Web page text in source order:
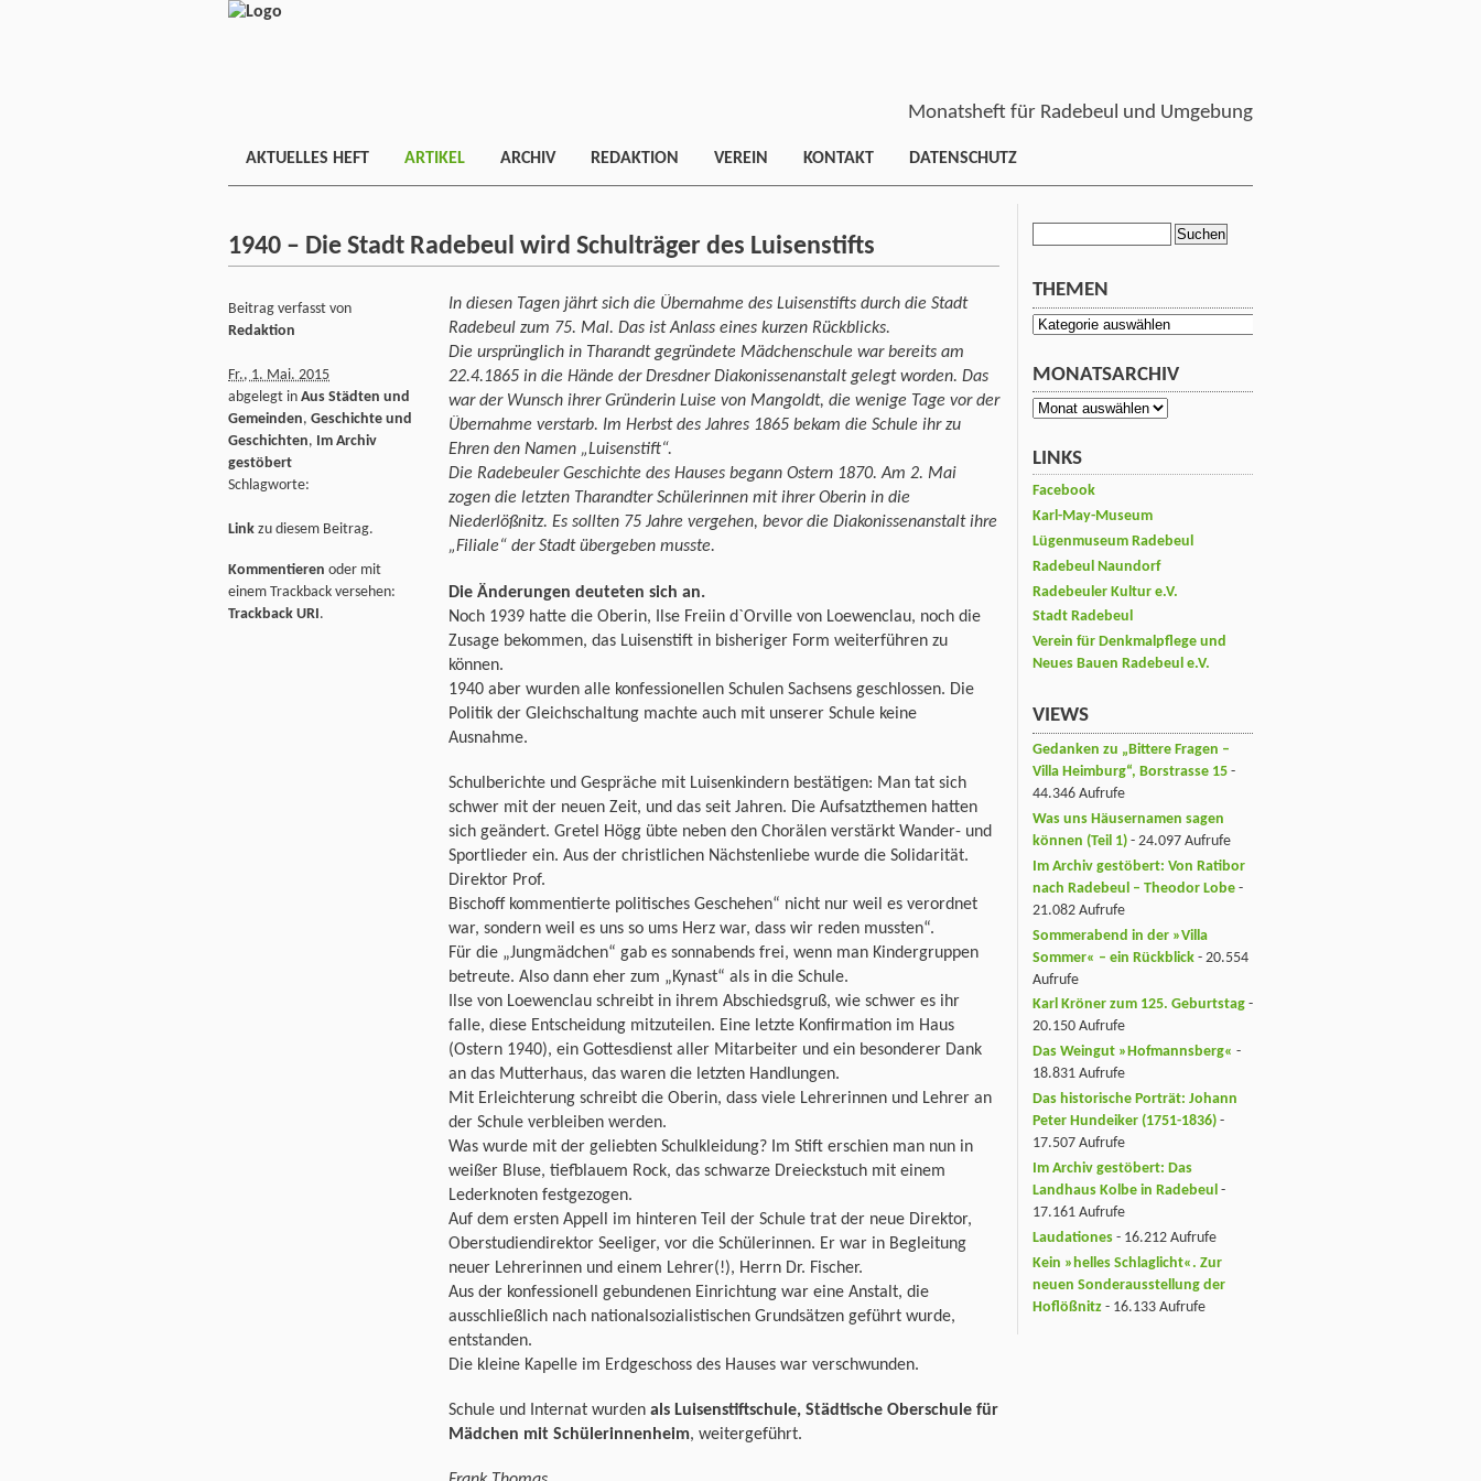
Monatsheft für Radebeul und Umgebung
AKTUELLES HEFT ARTIKEL ARCHIV REDAKTION VEREIN KONTAKT DATENSCHUTZ
1940 – Die Stadt Radebeul wird Schulträger des Luisenstifts
In diesen Tagen jährt sich die Übernahme des Luisenstifts durch die Stadt
Radebeul zum 75. Mal. Das ist Anlass eines kurzen Rückblicks.
Die ursprünglich in Tharandt gegründete Mädchenschule war bereits am
22.4.1865 in die Hände der Dresdner Diakonissenanstalt gelegt worden. Das
war der Wunsch ihrer Gründerin Luise von Mangoldt, die wenige Tage vor der
Übernahme verstarb. Im Herbst des Jahres 1865 bekam die Schule ihr zu
Ehren den Namen „Luisenstift“.
Die Radebeuler Geschichte des Hauses begann Ostern 1870. Am 2. Mai
zogen die letzten Tharandter Schülerinnen mit ihrer Oberin in die
Niederlößnitz. Es sollten 75 Jahre vergehen, bevor die Diakonissenanstalt ihre
„Filiale“ der Stadt übergeben musste.
Die Änderungen deuteten sich an.
Noch 1939 hatte die Oberin, Ilse Freiin d`Orville von Loewenclau, noch die
Zusage bekommen, das Luisenstift in bisheriger Form weiterführen zu
können.
1940 aber wurden alle konfessionellen Schulen Sachsens geschlossen. Die
Politik der Gleichschaltung machte auch mit unserer Schule keine
Ausnahme.
Schulberichte und Gespräche mit Luisenkindern bestätigen: Man tat sich
schwer mit der neuen Zeit, und das seit Jahren. Die Aufsatzthemen hatten
sich geändert. Gretel Högg übte neben den Chorälen verstärkt Wander- und
Sportlieder ein. Aus der christlichen Nächstenliebe wurde die Solidarität.
Direktor Prof.
Bischoff kommentierte politisches Geschehen“ nicht nur weil es verordnet
war, sondern weil es uns so ums Herz war, dass wir reden mussten“.
Für die „Jungmädchen“ gab es sonnabends frei, wenn man Kindergruppen
betreute. Also dann eher zum „Kynast“ als in die Schule.
Ilse von Loewenclau schreibt in ihrem Abschiedsgruß, wie schwer es ihr
falle, diese Entscheidung mitzuteilen. Eine letzte Konfirmation im Haus
(Ostern 1940), ein Gottesdienst aller Mitarbeiter und ein besonderer Dank
an das Mutterhaus, das waren die letzten Handlungen.
Mit Erleichterung schreibt die Oberin, dass viele Lehrerinnen und Lehrer an
der Schule verbleiben werden.
Was wurde mit der geliebten Schulkleidung? Im Stift erschien man nun in
weißer Bluse, tiefblauem Rock, das schwarze Dreieckstuch mit einem
Lederknoten festgezogen.
Auf dem ersten Appell im hinteren Teil der Schule trat der neue Direktor,
Oberstudiendirektor Seeliger, vor die Schülerinnen. Er war in Begleitung
neuer Lehrerinnen und einem Lehrer(!), Herrn Dr. Fischer.
Aus der konfessionell gebundenen Einrichtung war eine Anstalt, die
ausschließlich nach nationalsozialistischen Grundsätzen geführt wurde,
entstanden.
Die kleine Kapelle im Erdgeschoss des Hauses war verschwunden.
Schule und Internat wurden als Luisenstiftschule, Städtische Oberschule für
Mädchen mit Schülerinnenheim, weitergeführt.
Beitrag verfasst von
Redaktion
Fr., 1. Mai. 2015
abgelegt in Aus Städten und
Gemeinden, Geschichte und
Geschichten, Im Archiv
gestöbert
Schlagworte:
Link zu diesem Beitrag.
Kommentieren oder mit
einem Trackback versehen:
Trackback URI.
THEMEN
Themen
MONATSARCHIV
Monatsarchiv
LINKS
Facebook
Karl-May-Museum
Lügenmuseum Radebeul
Radebeul Naundorf
Radebeuler Kultur e.V.
Stadt Radebeul
Verein für Denkmalpflege und
Neues Bauen Radebeul e.V.
VIEWS
Gedanken zu „Bittere Fragen –
Villa Heimburg“, Borstrasse 15 -
44.346 Aufrufe
Was uns Häusernamen sagen
können (Teil 1) - 24.097 Aufrufe
Im Archiv gestöbert: Von Ratibor
nach Radebeul – Theodor Lobe -
21.082 Aufrufe
Sommerabend in der »Villa
Sommer« – ein Rückblick - 20.554
Aufrufe
Karl Kröner zum 125. Geburtstag -
20.150 Aufrufe
Das Weingut »Hofmannsberg« -
18.831 Aufrufe
Das historische Porträt: Johann
Peter Hundeiker (1751-1836) -
17.507 Aufrufe
Im Archiv gestöbert: Das
Landhaus Kolbe in Radebeul -
17.161 Aufrufe
Laudationes - 16.212 Aufrufe
Kein »helles Schlaglicht«. Zur
neuen Sonderausstellung der
Hoflößnitz - 16.133 Aufrufe